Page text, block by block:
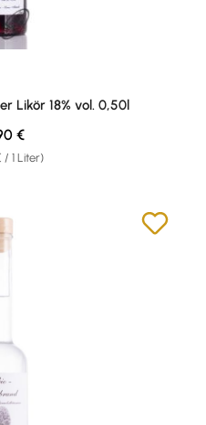
Likör 18% vol. 0,50l
/ 1 Liter)
Preis:
€